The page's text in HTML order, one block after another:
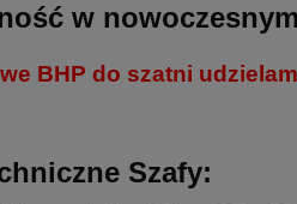
w
BHP do szatni
Szafy: